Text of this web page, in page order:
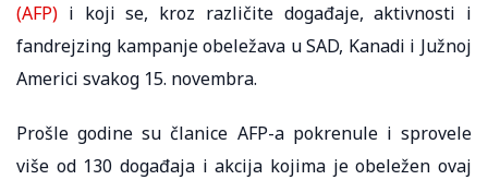
(AFP) i koji se, kroz različite događaje, aktivnosti i
fandrejzing kampanje obeležava u SAD, Kanadi i Južnoj
Americi svakog 15. novembra.
Prošle godine su članice AFP-a pokrenule i sprovele
više od 130 događaja i akcija kojima je obeležen ovaj